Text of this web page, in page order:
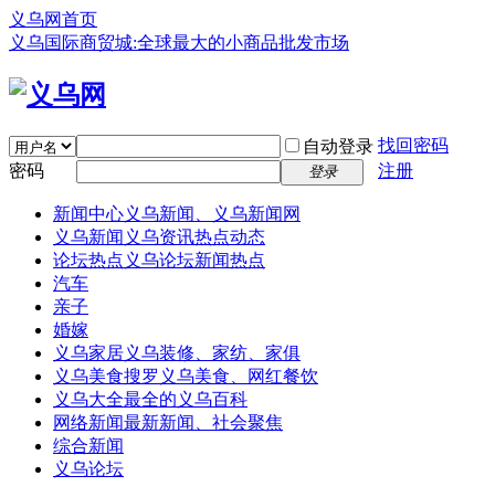
义乌网首页
义乌国际商贸城:全球最大的小商品批发市场
自动登录 找回密码
密码
登录 注册
新闻中心义乌新闻、义乌新闻网
义乌新闻 义乌资讯热点动态
论坛热点 义乌论坛新闻热点
汽车
亲子
婚嫁
义乌家居义乌装修、家纺、家俱
义乌美食搜罗义乌美食、网红餐饮
义乌大全最全的义乌百科
网络新闻最新新闻、社会聚焦
综合新闻
义乌论坛